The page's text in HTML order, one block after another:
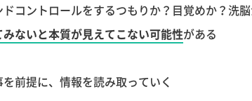
ドコントロールをするつもりか？目覚めか？洗
みないと本質が見えてこない可能性がある
を前提に、情報を読み取っていく